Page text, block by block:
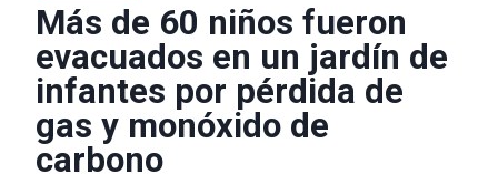
Más de 60 niños fueron
evacuados en un jardín de
infantes por pérdida de
gas y monóxido de
carbono